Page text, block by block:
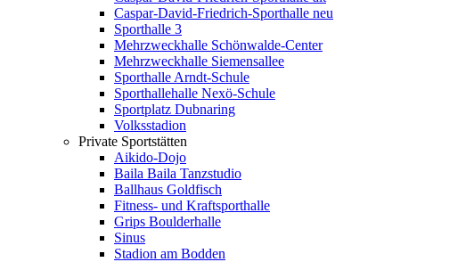
Caspar-David-Friedrich-Sporthalle neu
Sporthalle 3
Mehrzweckhalle Schönwalde-Center
Mehrzweckhalle Siemensallee
Sporthalle Arndt-Schule
Sporthallehalle Nexö-Schule
Sportplatz Dubnaring
Volksstadion
Private Sportstätten
Aikido-Dojo
Baila Baila Tanzstudio
Ballhaus Goldfisch
Fitness- und Kraftsporthalle
Grips Boulderhalle
Sinus
Stadion am Bodden